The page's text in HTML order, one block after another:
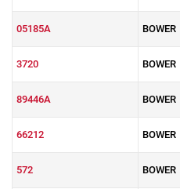
05185A BOWER
3720 BOWER
89446A BOWER
66212 BOWER
572 BOWER